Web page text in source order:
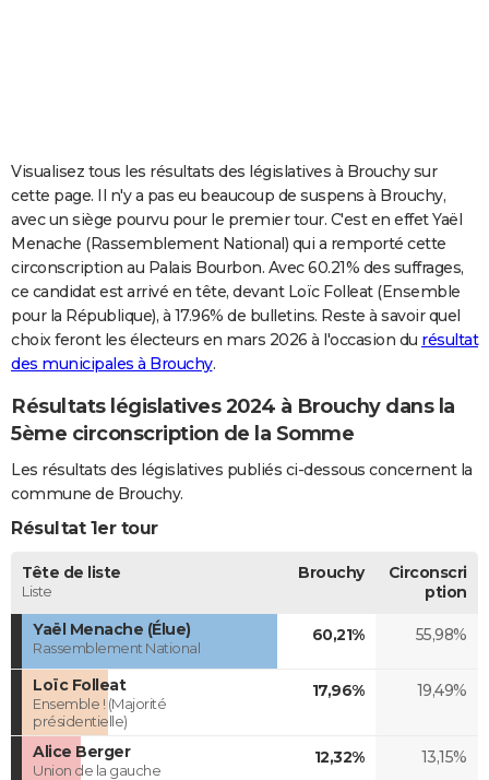
Carte de Noël
Carte Bonne année
Carte Saint-Valentin
Carte Pâques
Carte d'anniversaire
DICTIONNAIRE
Dictionnaire
Biographies
Citations
Expressions
Proverbes
PROGRAMME TV
COPAINS D'AVANT
S'inscrire
Se connecter
Lycées
Collèges
Primaires
Universités
Entreprises
Service militaire
Avis de recherche
AVIS DE DÉCÈS
Visualisez tous les résultats des législatives à Brouchy sur
cette page. Il n'y a pas eu beaucoup de suspens à Brouchy,
avec un siège pourvu pour le premier tour. C'est en effet Yaël
Menache (Rassemblement National) qui a remporté cette
circonscription au Palais Bourbon. Avec 60.21% des suffrages,
ce candidat est arrivé en tête, devant Loïc Folleat (Ensemble
pour la République), à 17.96% de bulletins. Reste à savoir quel
choix feront les électeurs en mars 2026 à l'occasion du résultat
des municipales à Brouchy.
Résultats législatives 2024 à Brouchy dans la
5ème circonscription de la Somme
Les résultats des législatives publiés ci-dessous concernent la
commune de Brouchy.
Résultat 1er tour
Tête de liste
Liste
Brouchy
Circonscri
ption
Yaël Menache (Élue)
Rassemblement National
60,21% 55,98%
Loïc Folleat
Ensemble ! (Majorité
présidentielle)
17,96% 19,49%
Alice Berger
Union de la gauche
12,32% 13,15%